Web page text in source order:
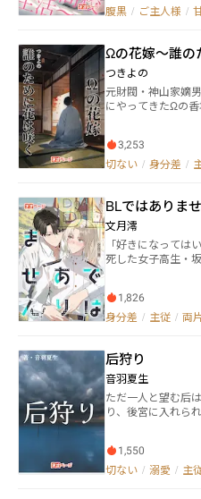
めるのに合わせて
回りの世話をする
らかい、ちょっか
で、私も負けじとやり返す。 それは
でも。 特殊な家の事情のため周囲に私達の関係性を知
られてはいけない
られない腹黒御曹
同棲ラブコメである
腹黒 / ご主人様 /
Ωの花嫁～誰の
つきよの
元財閥・神山家嫡
にやってきたΩの
二人は翻弄され、
3,253
切ない / 身分差 /
BLではありま
文月澪
「好きになってはい
死した女子高生・
っていた。 そんなファルスの前に現れたのは、王国の
第2王子サイオン。 優しく、真っ直ぐな彼に心を惹か
くない」 けれど、サイオンの想いは止まらなかった。
拒まれても、離れ
る。 王宮の陰謀、王位継承の争い、逃避行、そして国
をかけた戦いの中
たったひとつの真実の恋。 TSJK×王
1,826
身分差 / 主従 / 両
后狩り
音羽夏生
ただ一人と望む后
り、後宮に入れられた
后を自らの手で得
標的となる娘の家――
1,550
切ない / 溺愛 / 主